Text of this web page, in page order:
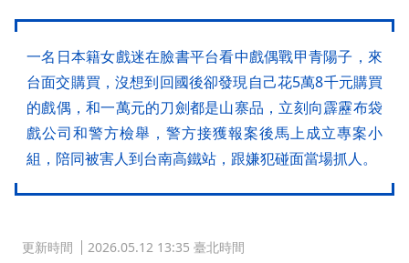
一名日本籍女戲迷在臉書平台看中戲偶戰甲青陽子，來
台面交購買，沒想到回國後卻發現自己花5萬8千元購買
的戲偶，和一萬元的刀劍都是山寨品，立刻向霹靂布袋
戲公司和警方檢舉，警方接獲報案後馬上成立專案小
組，陪同被害人到台南高鐵站，跟嫌犯碰面當場抓人。
更新時間 2026.05.12 13:35 臺北時間